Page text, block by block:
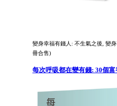
變身幸福有錢人: 不生氣之後, 變
冊合售)
每次呼吸都在變有錢: 30個